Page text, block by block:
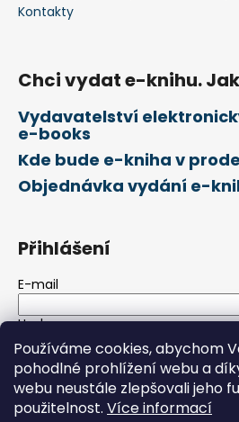
Používáme cookies, abychom
pohodlné prohlížení webu a
webu neustále zlepšovali jeho
použitelnost. Více informací
Kontakty
Chci vydat e-knihu.
Vydavatelství
e-books
Kde bude e-kniha v
Objednávka vydání e-
Přihlášení
E-mail
Heslo
PŘIHLÁSIT SE
Nová registraceZapomenuté heslo